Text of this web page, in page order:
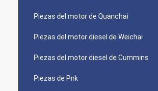
Piezas del motor de Quanchai
Piezas del motor diesel de Weichai
Piezas del motor diesel de Cummins
Piezas de Pnk